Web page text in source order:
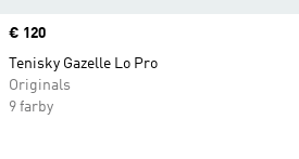
Price
€ 120
Tenisky Gazelle Lo Pro
Originals
9 farby